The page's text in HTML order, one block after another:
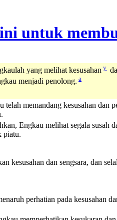
yang melihat kesusahan y
menjadi penolong. a
telah memandang kesusahan
Engkau melihat segala
piatu.
kesusahan dan sengsara, dan
perhatian pada kesusahan